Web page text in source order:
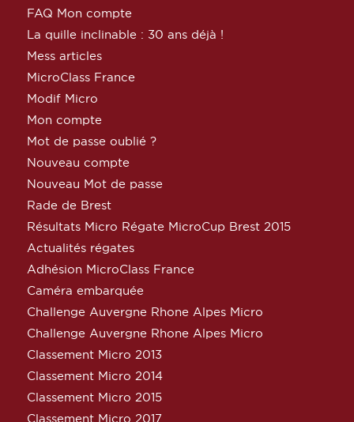
FAQ Mon compte
La quille inclinable : 30 ans déjà !
Mess articles
MicroClass France
Modif Micro
Mon compte
Mot de passe oublié ?
Nouveau compte
Nouveau Mot de passe
Rade de Brest
Résultats Micro Régate MicroCup Brest 2015
Actualités régates
Adhésion MicroClass France
Caméra embarquée
Challenge Auvergne Rhone Alpes Micro
Challenge Auvergne Rhone Alpes Micro
Classement Micro 2013
Classement Micro 2014
Classement Micro 2015
Classement Micro 2017